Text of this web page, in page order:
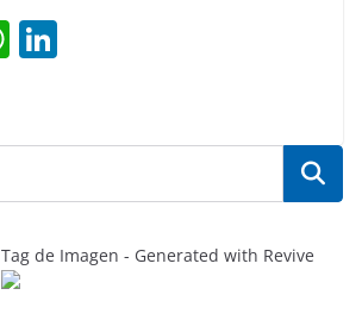
W
s
A
p
e
dI
de Imagen - Generated with Revive